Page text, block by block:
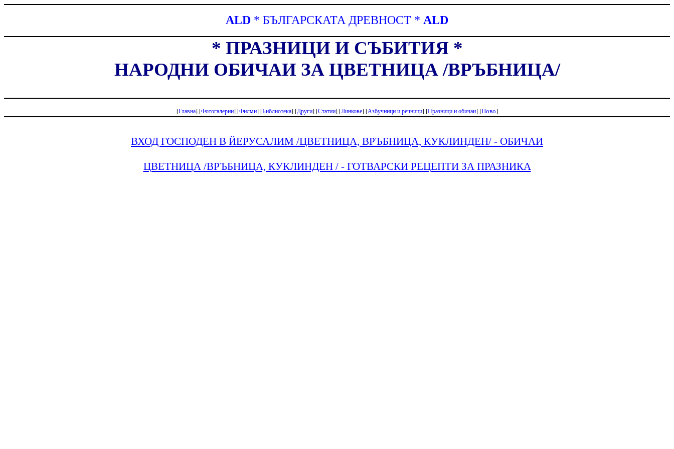
ALD * БЪЛГАРСКАТА ДРЕВНОСТ * ALD
* ПРАЗНИЦИ И СЪБИТИЯ*
НАРОДНИ ОБИЧАИ ЗА ЦВЕТНИЦА /ВРЪБНИЦА/
[Главна] [Фотогалерии] [Филми] [Библиотека] [Други] [Статии] [Линкове] [Азбучници и речници] [Празници и обичаи][Ново]
ВХОД ГОСПОДЕН В ЙЕРУСАЛИМ /ЦВЕТНИЦА, ВРЪБНИЦА, КУКЛИНДЕН/ - ОБИЧАИ
ЦВЕТНИЦА /ВРЪБНИЦА, КУКЛИНДЕН / - ГОТВАРСКИ РЕЦЕПТИ ЗА ПРАЗНИКА